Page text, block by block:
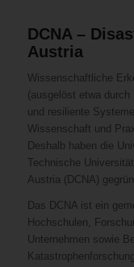
DCNA –
Austria
Wissenschaftliche
(ausgelöst etwa durch
und resiliente
Wissenschaft und
Deshalb haben die
Technische
Austria (DCNA)
Das DCNA ist ein
Hochschulen,
Unternehmen sowie
Katastrophenforschung.